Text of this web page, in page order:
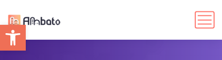
Abrir barra de herramientas